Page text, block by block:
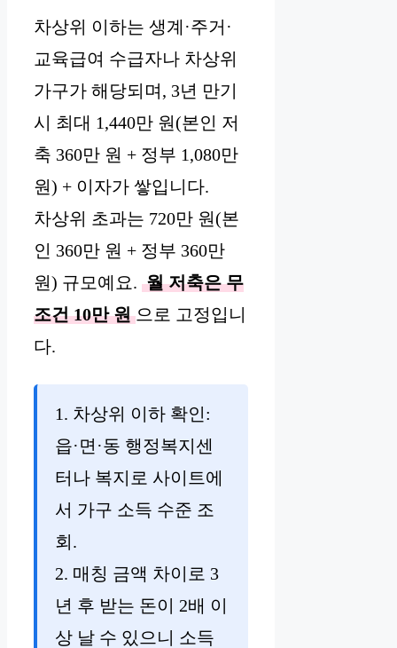
차상위 이하는 생계·주거·
교육급여 수급자나 차상위
가구가 해당되며, 3년 만기
시 최대 1,440만 원(본인 저
축 360만 원 + 정부 1,080만
원) + 이자가 쌓입니다.
차상위 초과는 720만 원(본
인 360만 원 + 정부 360만
원) 규모예요. 월 저축은 무
조건 10만 원 으로 고정입니
다.
1. 차상위 이하 확인:
읍·면·동 행정복지센
터나 복지로 사이트에
서 가구 소득 수준 조
회.
2. 매칭 금액 차이로 3
년 후 받는 돈이 2배 이
상 날 수 있으니 소득